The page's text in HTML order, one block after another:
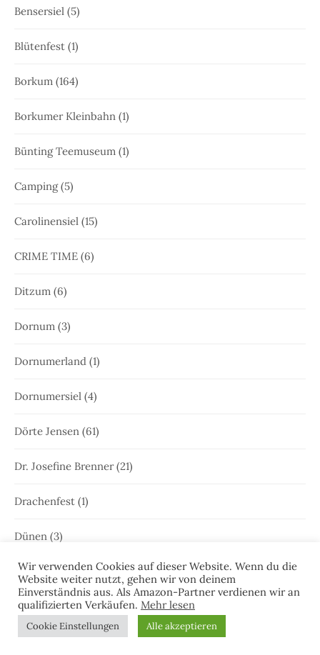
Bensersiel (5)
Blütenfest (1)
Borkum (164)
Borkumer Kleinbahn (1)
Bünting Teemuseum (1)
Camping(5)
Carolinensiel (15)
CRIME TIME (6)
Ditzum (6)
Dornum (3)
Dornumerland (1)
Dornumersiel (4)
Dörte Jensen (61)
Dr. Josefine Brenner(21)
Drachenfest (1)
Dünen (3)
Edna Schuchardt(23)
Ele Wolff(71)
Elke Bergsma(1)
Wir verwenden Cookies auf dieser Website. Wenn du die
Website weiter nutzt, gehen wir von deinem
Einverständnis aus. Als Amazon-Partner verdienen wir an
qualifizierten Verkäufen. Mehr lesen
Cookie Einstellungen Alle akzeptieren